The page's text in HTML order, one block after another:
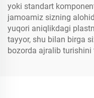
yoki standart
jamoamiz sizning
yuqori aniqlikdagi
tayyor, shu bilan birga
bozorda ajralib turishini